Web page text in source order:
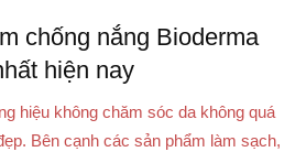
chống nắng Bioderma
hiện nay
hiệu không chăm sóc da không quá
Bên cạnh các sản phẩm làm sạch,